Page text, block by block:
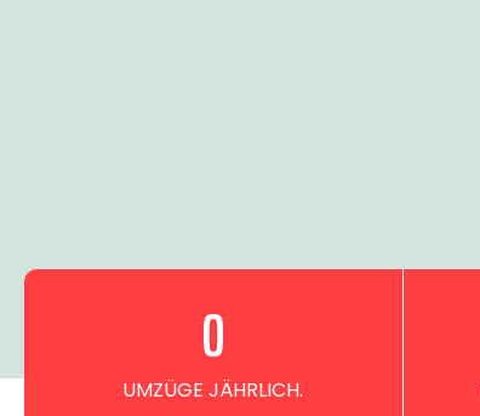
UMZÜGE JÄHRLICH.
0